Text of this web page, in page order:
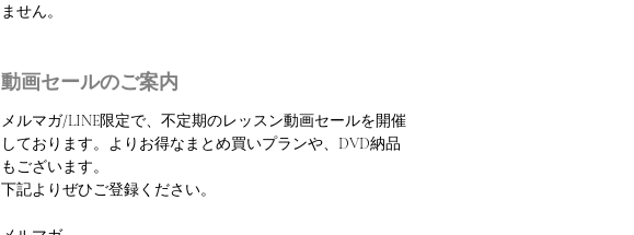
ません。
動画セールのご案内
メルマガ/LINE限定で、不定期のレッスン動画セールを開催
しております。よりお得なまとめ買いプランや、DVD納品
もございます。
下記よりぜひご登録ください。